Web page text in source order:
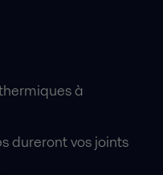
à
dureront vos joints